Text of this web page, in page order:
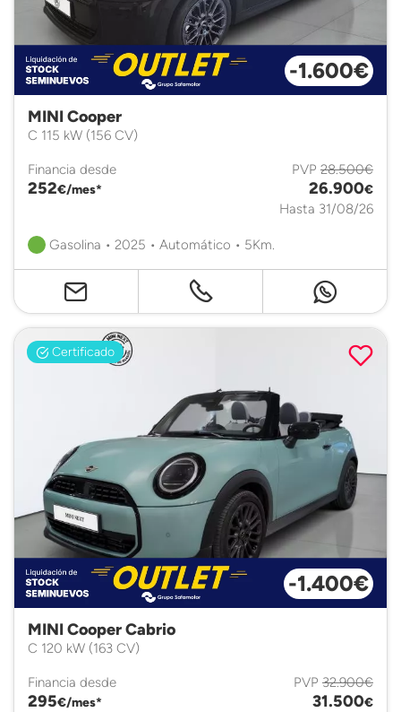
-1.600€
MINI Cooper
C 115 kW (156 CV)
Financia desde
252€/mes*
PVP 28.500€
26.900€
Hasta 31/08/26
Gasolina • 2025 • Automático • 5Km.
Certificado
-1.400€
MINI Cooper Cabrio
C 120 kW (163 CV)
Financia desde
295€/mes*
PVP 32.900€
31.500€